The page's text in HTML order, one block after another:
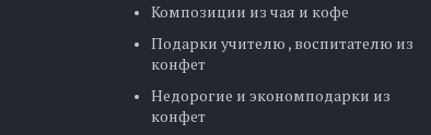
Композиции из чая и кофе
Подарки учителю , воспитателю из
конфет
Недорогие и экономподарки из
конфет